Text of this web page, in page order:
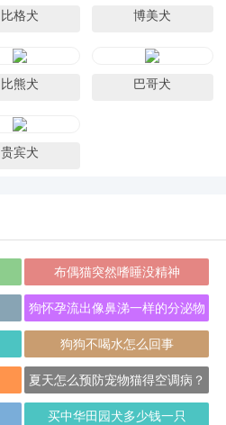
比格犬 博美犬
比熊犬 巴哥犬
贵宾犬
布偶猫突然嗜睡没精神
狗怀孕流出像鼻涕一样的分泌物
狗狗不喝水怎么回事
夏天怎么预防宠物猫得空调病？
买中华田园犬多少钱一只